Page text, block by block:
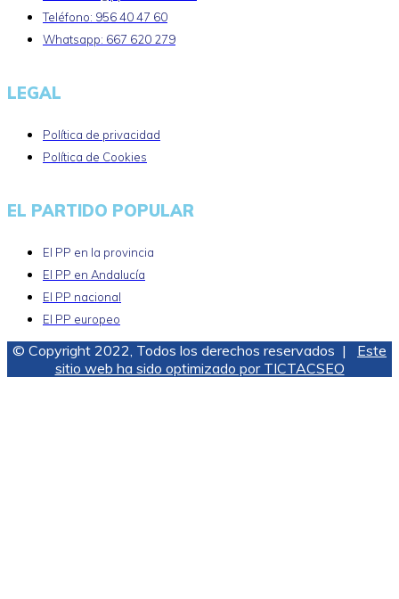
Teléfono: 956 40 47 60
Whatsapp: 667 620 279
LEGAL
Política de privacidad
Política de Cookies
EL PARTIDO POPULAR
El PP en la provincia
El PP en Andalucía
El PP nacional
El PP europeo
© Copyright 2022, Todos los derechos reservados | Este
sitio web ha sido optimizado por TICTACSEO